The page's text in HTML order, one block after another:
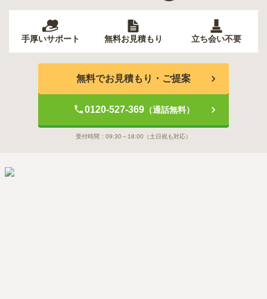
手厚いサポート 無料お見積もり 立ち会い不要
無料でお見積もり・ご提案
0120-527-369（通話無料）
受付時間： 09:30～18:00 （土日祝も対応）